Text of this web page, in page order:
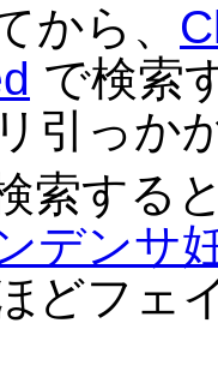
から、
で検索
引っか
索する
デンサ
どフェ